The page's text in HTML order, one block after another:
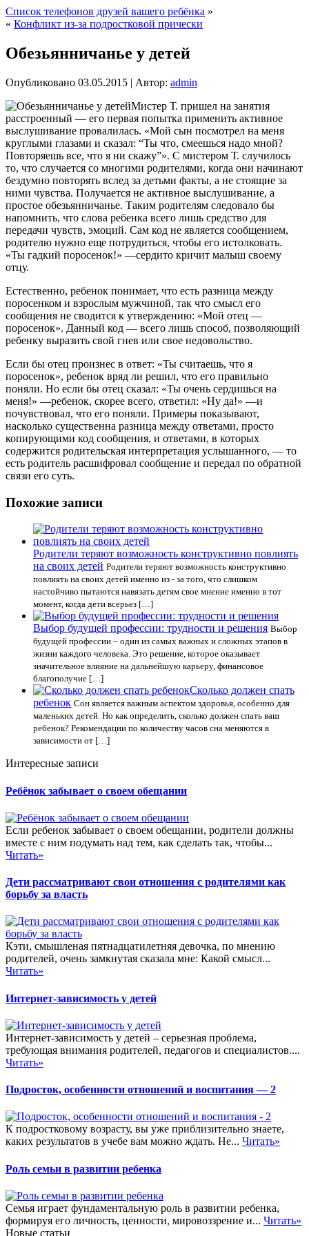
Список телефонов друзей вашего ребёнка »
« Конфликт из-за подростковой прически
Обезьянничанье у детей
Опубликовано 03.05.2015 | Автор: admin
Мистер Т. пришел на занятия
расстроенный — его первая попытка применить активное
выслушивание провалилась. «Мой сын посмотрел на меня
круглыми глазами и сказал: “Ты что, смеешься надо мной?
Повторяешь все, что я ни скажу”». С мистером Т. случилось
то, что случается со многими родителями, когда они начинают
бездумно повторять вслед за детьми факты, а не стоящие за
ними чувства. Получается не активное выслушивание, а
простое обезьянничанье. Таким родителям следовало бы
напомнить, что слова ребенка всего лишь средство для
передачи чувств, эмоций. Сам код не является сообщением,
родителю нужно еще потрудиться, чтобы его истолковать.
«Ты гадкий поросенок!» —сердито кричит малыш своему
отцу.
Естественно, ребенок понимает, что есть разница между
поросенком и взрослым мужчиной, так что смысл его
сообщения не сводится к утверждению: «Мой отец —
поросенок». Данный код — всего лишь способ, позволяющий
ребенку выразить свой гнев или свое недовольство.
Если бы отец произнес в ответ: «Ты считаешь, что я
поросенок», ребенок вряд ли решил, что его правильно
поняли. Но если бы отец сказал: «Ты очень сердишься на
меня!» —ребенок, скорее всего, ответил: «Ну да!» —и
почувствовал, что его поняли. Примеры показывают,
насколько существенна разница между ответами, просто
копирующими код сообщения, и ответами, в которых
содержится родительская интерпретация услышанного, — то
есть родитель расшифровал сообщение и передал по обратной
связи его суть.
Похожие записи
Родители теряют возможность конструктивно повлиять
на своих детей Родители теряют возможность конструктивно
повлиять на своих детей именно из - за того, что слишком
настойчиво пытаются навязать детям свое мнение именно в тот
момент, когда дети всерьез […]
Выбор будущей профессии: трудности и решения Выбор
будущей профессии – один из самых важных и сложных этапов в
жизни каждого человека. Это решение, которое оказывает
значительное влияние на дальнейшую карьеру, финансовое
благополучие […]
Сколько должен спать
ребенок Сон является важным аспектом здоровья, особенно для
маленьких детей. Но как определить, сколько должен спать ваш
ребенок? Рекомендации по количеству часов сна меняются в
зависимости от […]
Интересные записи
Ребёнок забывает о своем обещании
Если ребенок забывает о своем обещании, родители должны
вместе с ним подумать над тем, как сделать так, чтобы...
Читать»
Дети рассматривают свои отношения с родителями как
борьбу за власть
Кэти, смышленая пятнадцатилетняя девочка, по мнению
родителей, очень замкнутая сказала мне: Какой смысл...
Читать»
Интернет-зависимость у детей
Интернет-зависимость у детей – серьезная проблема,
требующая внимания родителей, педагогов и специалистов....
Читать»
Подросток, особенности отношений и воспитания — 2
К подростковому возрасту, вы уже приблизительно знаете,
каких результатов в учебе вам можно ждать. Не... Читать»
Роль семьи в развитии ребенка
Семья играет фундаментальную роль в развитии ребенка,
формируя его личность, ценности, мировоззрение и... Читать»
Новые статьи